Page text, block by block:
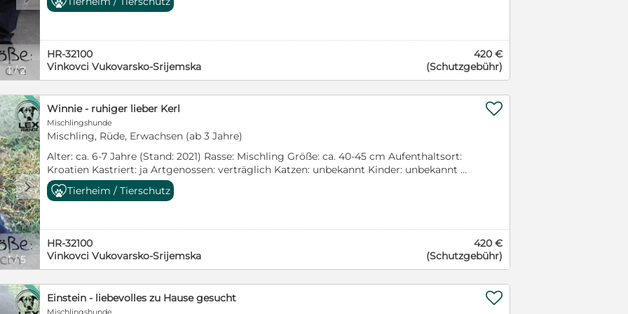
1/2
wurde erstmal gebadet und von allen Parasiten befreit. Nun fehlt mir noch ein zu
https://lexfriendz.de/supporter
HR-32100
Vinkovci Vukovarsko-Srijemska
420 €
(Schutzgebühr)
1/5
d
Winnie - ruhiger lieber Kerl
Mischlingshunde
Mischling, Rüde, Erwachsen (ab 3 Jahre)
Alter: ca. 6-7 Jahre (Stand: 2021) Rasse: Mischling Größe: ca. 40-45 cm Aufenthaltsort:
Kroatien Kastriert: ja Artgenossen: verträglich Katzen: unbekannt Kinder: unbekannt
Winnie wurden abgegeben, da sein Besitzer sich nicht mehr um ihn kümmern konnte
oder wollte. Er ist nicht mehr der jüngste, ist ruhig und ein lieber Kerl. Alles was er
https://lexfriendz.de/selbstauskunft/ Werde LEX-Friendz Supporter:
https://lexfriendz.de/supporter

Tierheim / Tierschutz
HR-32100
Vinkovci Vukovarsko-Srijemska
420 €
(Schutzgebühr)
Einstein - liebevolles zu Hause gesucht 